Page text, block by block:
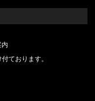
ております。